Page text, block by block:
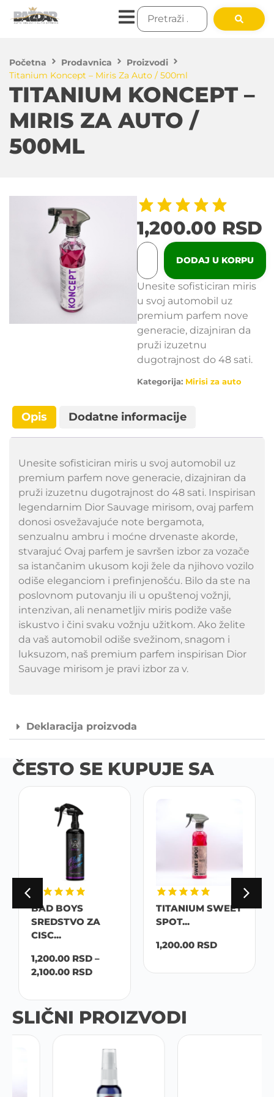
Početna Prodavnica
Proizvodi
Titanium Koncept – Miris Za Auto / 500ml
TITANIUM KONCEPT –
MIRIS ZA AUTO /
500ML
1,200.00 RSD
DODAJ U KORPU
Unesite sofisticiran miris
u svoj automobil uz
premium parfem nove
generacie, dizajniran da
pruži izuzetnu
dugotrajnost do 48 sati.
Kategorija: Mirisi za auto
Opis Dodatne informacije
Unesite sofisticiran miris u svoj automobil uz
premium parfem nove generacie, dizajniran da
pruži izuzetnu dugotrajnost do 48 sati. Inspirisan
legendarnim Dior Sauvage mirisom, ovaj parfem
donosi osvežavajuće note bergamota,
senzualnu ambru i moćne drvenaste akorde,
stvarajuć Ovaj parfem je savršen izbor za vozače
sa istančanim ukusom koji žele da njihovo vozilo
odiše eleganciom i prefinjenošću. Bilo da ste na
poslovnom putovanju ili u opuštenoj vožnji,
intenzivan, ali nenametljiv miris podiže vaše
iskustvo i čini svaku vožnju užitkom. Ako želite
da vaš automobil odiše svežinom, snagom i
luksuzom, naš premium parfem inspirisan Dior
Sauvage mirisom je pravi izbor za v.
Deklaracija proizvoda
ČESTO SE KUPUJE SA
BAD BOYS
SREDSTVO ZA
CISC...
1,200.00 RSD –
2,100.00 RSD
TITANIUM SWEET
SPOT...
1,200.00 RSD
SLIČNI PROIZVODI